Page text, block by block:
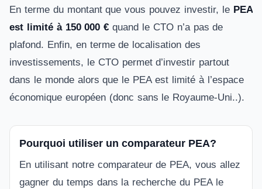
En terme du montant que vous pouvez investir, le PEA
est limité à 150 000 € quand le CTO n’a pas de
plafond. Enfin, en terme de localisation des
investissements, le CTO permet d’investir partout
dans le monde alors que le PEA est limité à l’espace
économique européen (donc sans le Royaume-Uni..).
Pourquoi utiliser un comparateur PEA?
En utilisant notre comparateur de PEA, vous allez
gagner du temps dans la recherche du PEA le